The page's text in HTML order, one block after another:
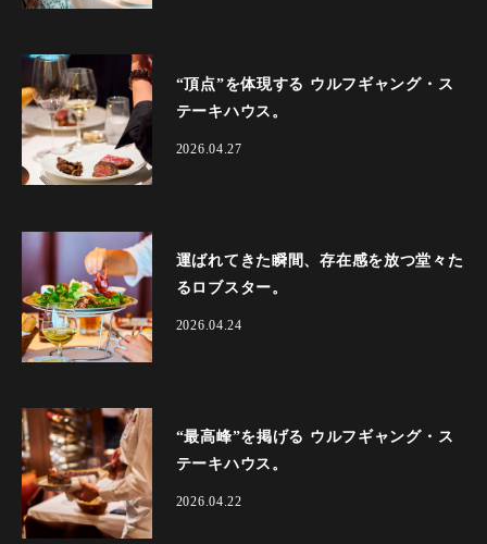
“頂点”を体現する ウルフギャング・ス
テーキハウス。
2026.04.27
運ばれてきた瞬間、存在感を放つ堂々た
るロブスター。
2026.04.24
“最高峰”を掲げる ウルフギャング・ス
テーキハウス。
2026.04.22